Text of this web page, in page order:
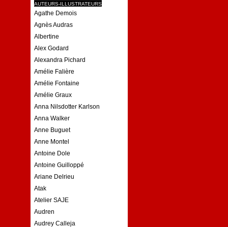
AUTEURS-ILLUSTRATEURS
Agathe Demois
Agnès Audras
Albertine
Alex Godard
Alexandra Pichard
Amélie Falière
Amélie Fontaine
Amélie Graux
Anna Nilsdotter Karlson
Anna Walker
Anne Buguet
Anne Montel
Antoine Dole
Antoine Guilloppé
Ariane Delrieu
Atak
Atelier SAJE
Audren
Audrey Calleja